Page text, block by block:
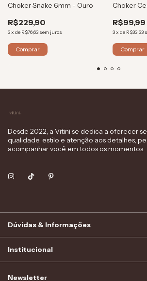
Choker Snake 6mm - Ouro
R$229,90
3x de R$76,63 sem juros
Choker
R$99,99
3x de R$33,33
Comprar
Desde 2022, a Vitini se dedica a oferecer
qualidade, estilo e atenção aos detalhes,
acompanhar você em todos os momentos.
Dúvidas & Informações
Institucional
Newsletter